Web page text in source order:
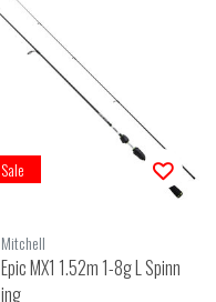
Sale
Mitchell
Epic MX1 1.52m 1-8g L Spinn
ing